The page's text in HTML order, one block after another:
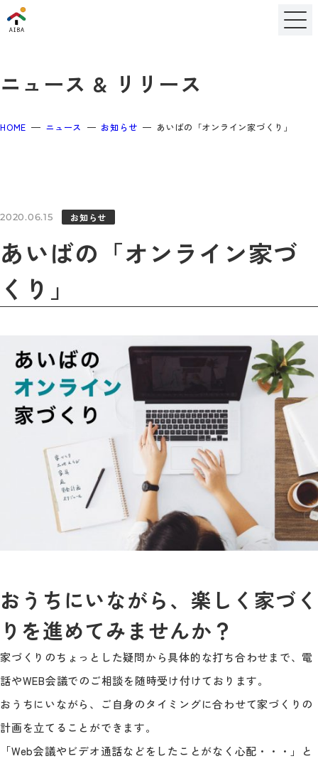
ニュース & リリース
HOME ニュース お知らせ あいばの「オンライン家づくり」
2020.06.15 お知らせ
あいばの「オンライン家づ
くり」
おうちにいながら、楽しく家づく
りを進めてみませんか？
家づくりのちょっとした疑問から具体的な打ち合わせまで、電
話やWEB会議でのご相談を随時受け付けております。
おうちにいながら、ご自身のタイミングに合わせて家づくりの
計画を立てることができます。
「Web会議やビデオ通話などをしたことがなく心配・・・」と